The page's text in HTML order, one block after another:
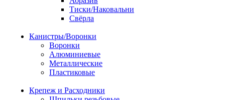
Тиски/Наковальни
Свёрла
Канистры/Воронки
Воронки
Алюминиевые
Металлические
Пластиковые
Крепеж и Расходники